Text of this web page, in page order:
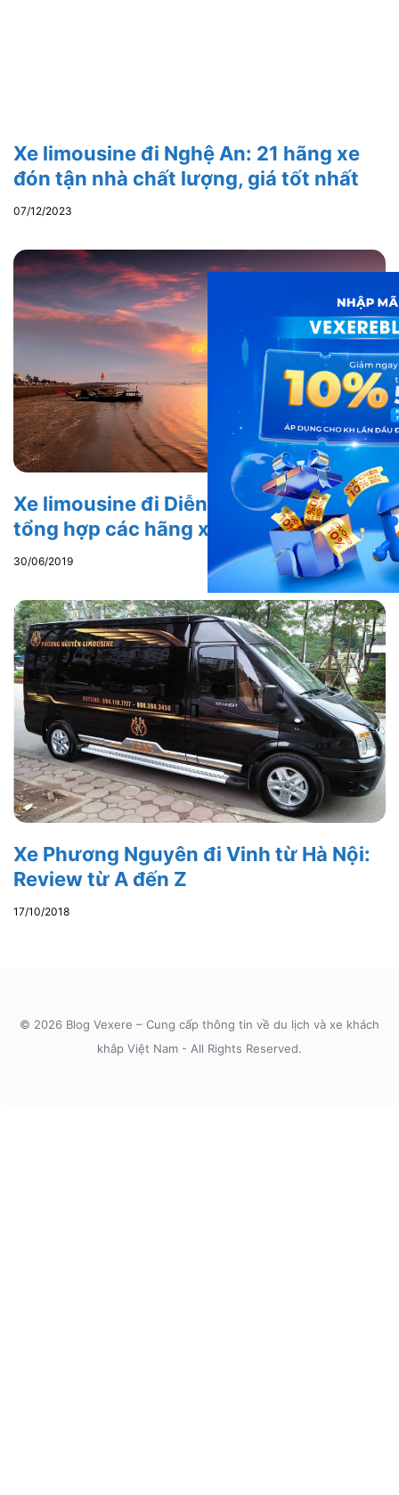
Xe limousine đi Nghệ An: 21 hãng xe
đón tận nhà chất lượng, giá tốt nhất
07/12/2023
Xe limousine đi Diễn Châu từ Hà Nội:
tổng hợp các hãng xe chất lượng
30/06/2019
Xe Phương Nguyên đi Vinh từ Hà Nội:
Review từ A đến Z
17/10/2018
© 2026 Blog Vexere – Cung cấp thông tin về du lịch và xe khách
khắp Việt Nam - All Rights Reserved.